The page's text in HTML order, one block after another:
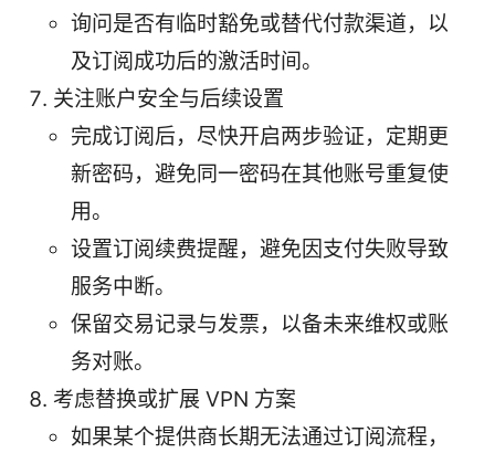
询问是否有临时豁免或替代付款渠道，以
及订阅成功后的激活时间。
关注账户安全与后续设置
完成订阅后，尽快开启两步验证，定期更
新密码，避免同一密码在其他账号重复使
用。
设置订阅续费提醒，避免因支付失败导致
服务中断。
保留交易记录与发票，以备未来维权或账
务对账。
考虑替换或扩展 VPN 方案
如果某个提供商长期无法通过订阅流程，